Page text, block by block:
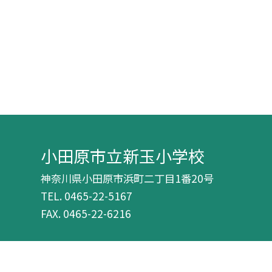
小田原市立新玉小学校
神奈川県小田原市浜町二丁目1番20号
TEL. 0465-22-5167
FAX. 0465-22-6216